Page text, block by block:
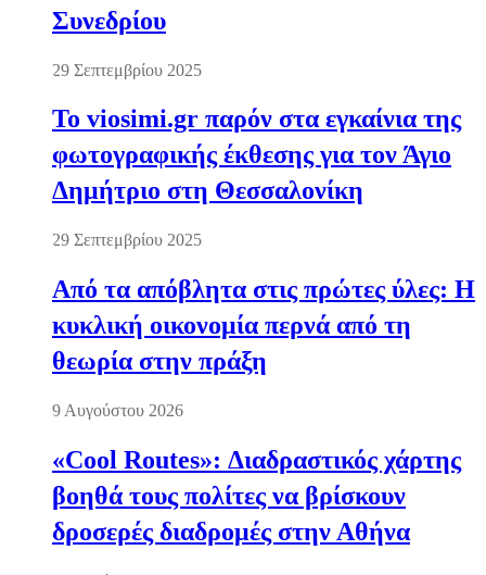
Συνεδρίου
29 Σεπτεμβρίου 2025
Το viosimi.gr παρόν στα εγκαίνια της
φωτογραφικής έκθεσης για τον Άγιο
Δημήτριο στη Θεσσαλονίκη
29 Σεπτεμβρίου 2025
Από τα απόβλητα στις πρώτες ύλες: Η
κυκλική οικονομία περνά από τη
θεωρία στην πράξη
9 Αυγούστου 2026
«Cool Routes»: Διαδραστικός χάρτης
βοηθά τους πολίτες να βρίσκουν
δροσερές διαδρομές στην Αθήνα